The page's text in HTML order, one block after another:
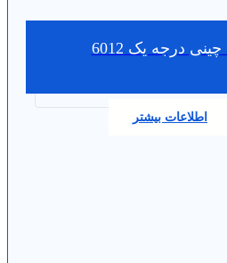
درجه یک 6012
اطلاعات بیشتر